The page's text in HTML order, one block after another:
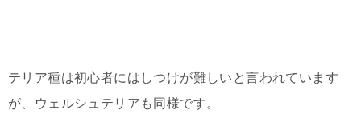
テリア種は初心者にはしつけが難しいと言われています
が、ウェルシュテリアも同様です。